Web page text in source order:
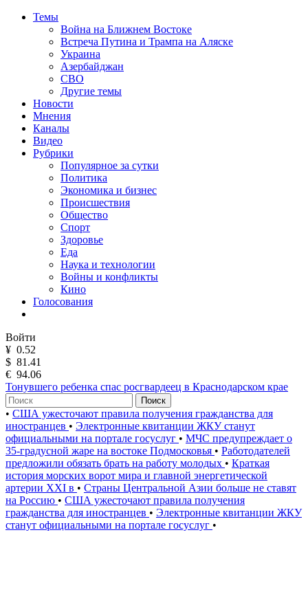
Темы
Война на Ближнем Востоке
Встреча Путина и Трампа на Аляске
Украина
Азербайджан
СВО
Другие темы
Новости
Мнения
Каналы
Видео
Рубрики
Популярное за сутки
Политика
Экономика и бизнес
Происшествия
Общество
Спорт
Здоровье
Еда
Наука и технологии
Войны и конфликты
Кино
Голосования
Войти
¥ 0.52
$ 81.41
€ 94.06
Тонувшего ребенка спас росгвардеец в Краснодарском крае
Поиск
• США ужесточают правила получения гражданства для
иностранцев • Электронные квитанции ЖКУ станут
официальными на портале госуслуг • МЧС предупреждает о
35-градусной жаре на востоке Подмосковья • Работодателей
предложили обязать брать на работу молодых • Краткая
история морских ворот мира и главной энергетической
артерии XXI в • Страны Центральной Азии больше не ставят
на Россию • США ужесточают правила получения
гражданства для иностранцев • Электронные квитанции ЖКУ
станут официальными на портале госуслуг •